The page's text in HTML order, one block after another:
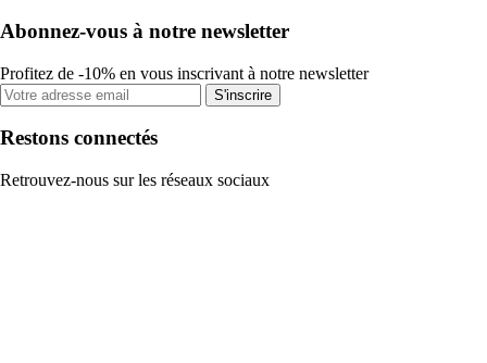
Abonnez-vous à notre newsletter
Profitez de -10% en vous inscrivant à notre newsletter
S'inscrire
Restons connectés
Retrouvez-nous sur les réseaux sociaux